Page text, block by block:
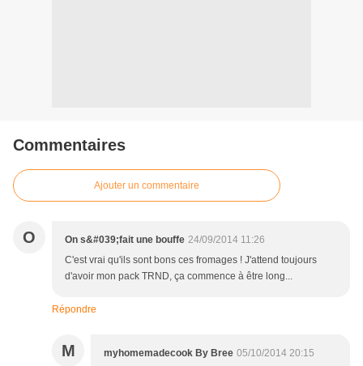
Commentaires
Ajouter un commentaire
O On s&#039;fait une bouffe 24/09/2014 11:26
C'est vrai qu'ils sont bons ces fromages ! J'attend toujours
d'avoir mon pack TRND, ça commence à être long...
Répondre
M myhomemadecook By Bree 05/10/2014 20:15